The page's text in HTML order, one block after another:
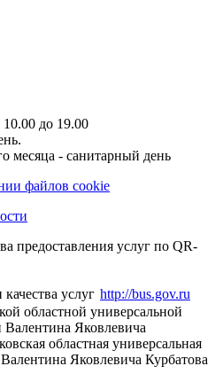
до 19.00
месяца - санитарный день
файлов cookie
предоставления услуг по QR-
http://bus.gov.ru
областной универсальной
Яковлевича
областная универсальная
Яковлевича Курбатова